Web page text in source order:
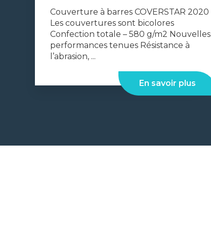
Couverture à barres COVERSTAR 2020
Les couvertures sont bicolores
Confection totale – 580 g/m2 Nouvelles
performances tenues Résistance à
l’abrasion, ...
En savoir plus